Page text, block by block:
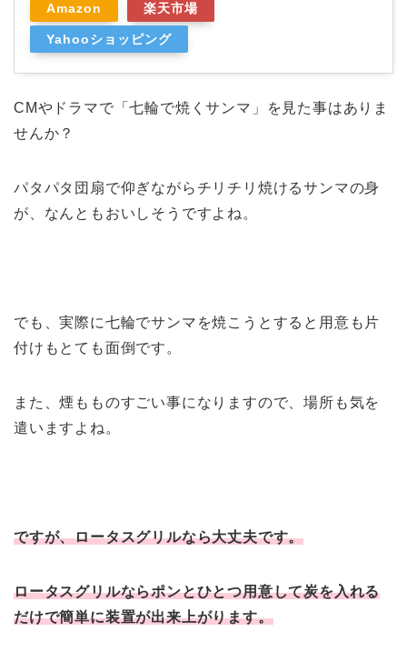
Amazon 楽天市場
Yahooショッピング
CMやドラマで「七輪で焼くサンマ」を見た事はありま
せんか？
パタパタ団扇で仰ぎながらチリチリ焼けるサンマの身
が、なんともおいしそうですよね。
でも、実際に七輪でサンマを焼こうとすると用意も片
付けもとても面倒です。
また、煙もものすごい事になりますので、場所も気を
遣いますよね。
ですが、ロータスグリルなら大丈夫です。
ロータスグリルならポンとひとつ用意して炭を入れる
だけで簡単に装置が出来上がります。